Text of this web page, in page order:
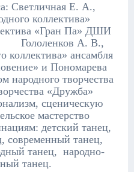
Светличная Е. А.,
коллектива»
«Гран Па» ДШИ
А. В.,
коллектива» ансамбля
и Пономарева
народного творчества
«Дружба»
сценическую
мастерство
детский танец,
современный танец,
танец, народно-
танец.